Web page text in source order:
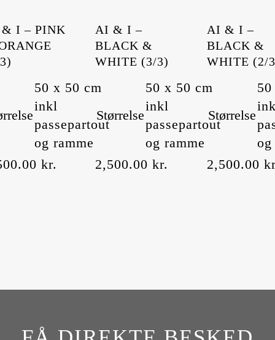
I – PINK
50 x 50 cm
inkl
passepartout
og ramme
kr.
AI & I –
BLACK &
WHITE (3/3)
Størrelse
50 x 50 cm
inkl
passepartout
og ramme
2,500.00kr.
AI & I –
BLACK &
WHITE (2/
Størrelse
og
2,500.00